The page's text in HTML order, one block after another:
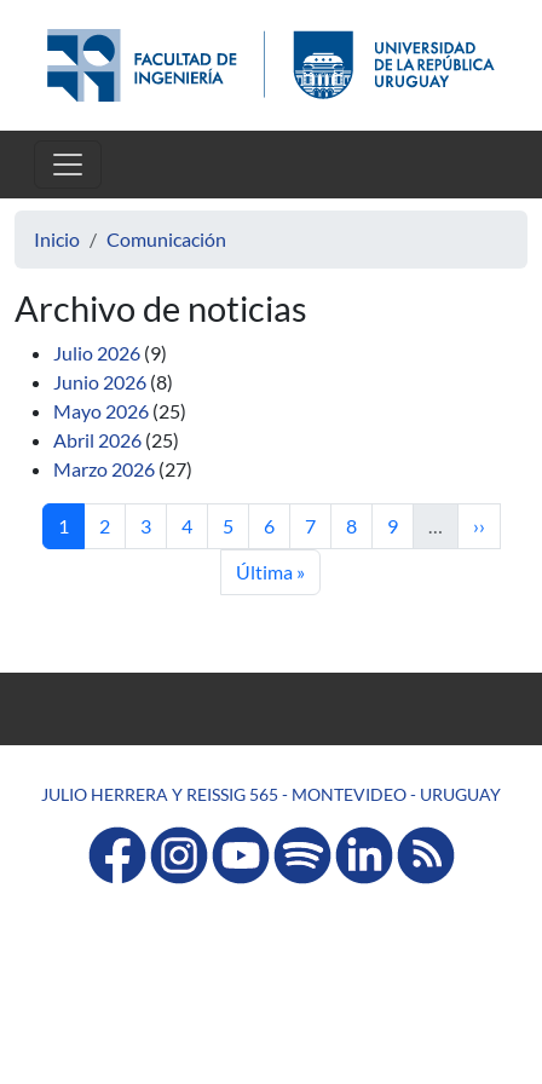
Inicio Comunicación
Archivo de noticias
Julio 2026 (9)
Junio 2026 (8)
Mayo 2026 (25)
Abril 2026 (25)
Marzo 2026 (27)
Página actual
1 Página
2 Página
3 Página
4 Página
5 Página
6 Página
7 Página
8 Página
9 …
››
Última página
Última »
JULIO HERRERA Y REISSIG 565 - MONTEVIDEO - URUGUAY